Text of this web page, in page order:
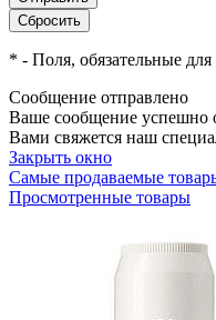
* - Поля, обязательные
Сообщение отправлено
Ваше сообщение успешно
Вами свяжется наш
Закрыть окно
Самые продаваемые
Просмотренные товары